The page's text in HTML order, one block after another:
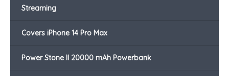
Streaming
Covers iPhone 14 Pro Max
Power Stone II 20000 mAh Powerbank